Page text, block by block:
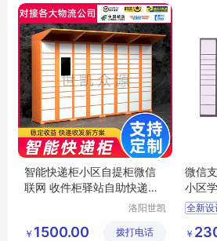
快递取件柜
智能快递柜小区自提柜微信
联网 收件柜驿站自助快递存
洛阳世凯
科技有限
￥ 1500.00 拨打电话
微信
小区
全新设
￥